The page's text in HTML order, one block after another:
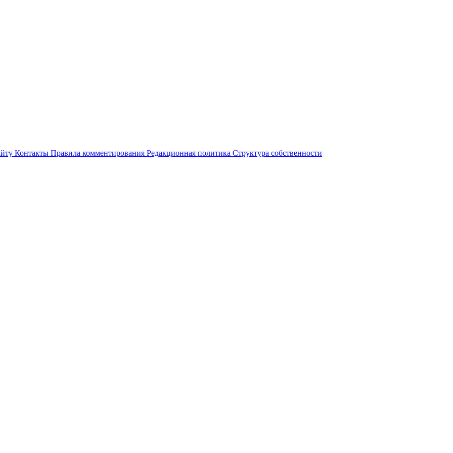
Контакты Правила комментирования Редакционная политика Структура собственности